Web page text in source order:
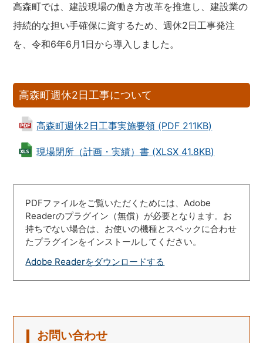
高森町では、建設現場の働き方改革を推進し、建設業の
持続的な担い手確保に資するため、週休2日工事発注
を、令和6年6月1日から導入しました。
高森町週休2日工事について
高森町週休2日工事実施要領 (PDF 211KB)
現場閉所（計画・実績）書 (XLSX 41.8KB)
PDFファイルをご覧いただくためには、Adobe
Readerのプラグイン（無償）が必要となります。お
持ちでない場合は、お使いの機種とスペックに合わせ
たプラグインをインストールしてください。
Adobe Readerをダウンロードする
お問い合わせ